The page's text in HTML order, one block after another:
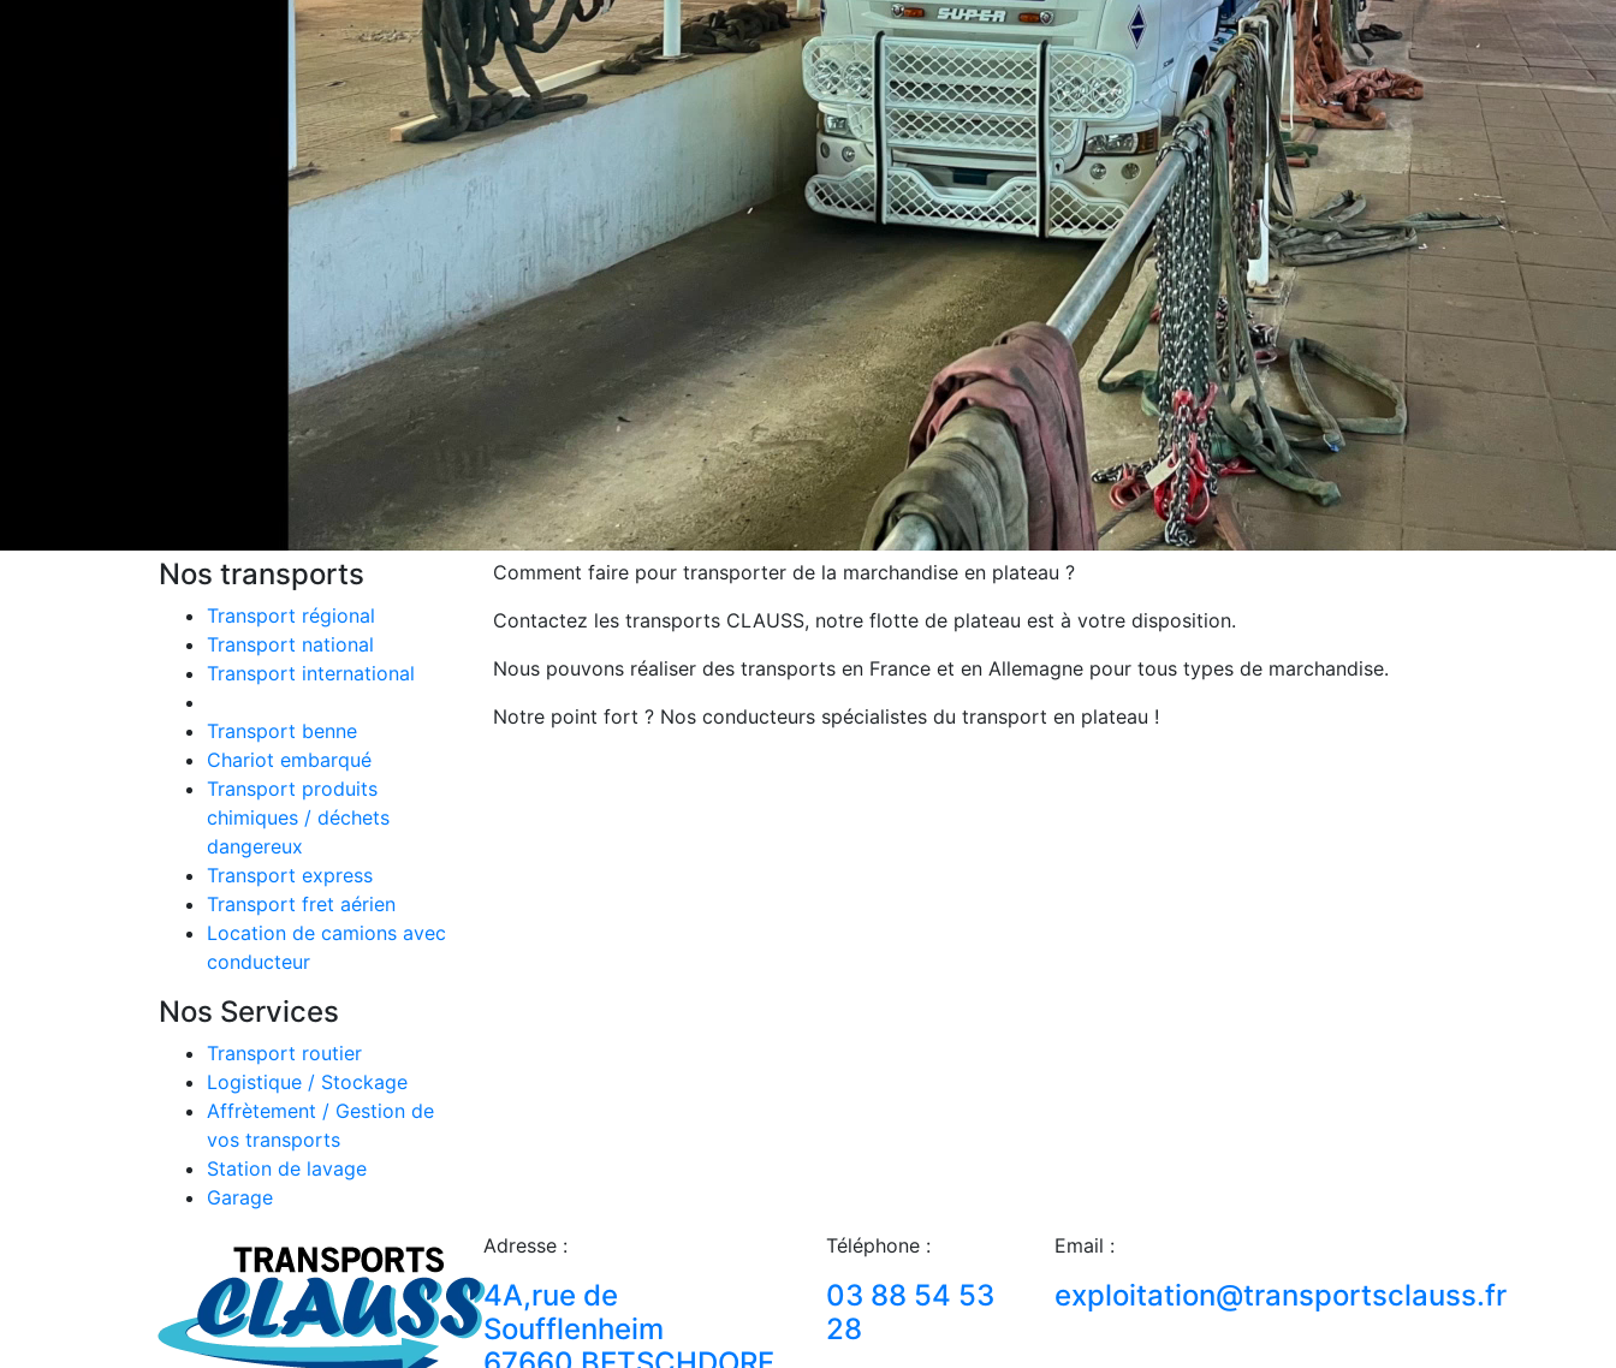
Nos transports
Transport régional
Transport national
Transport international
Transport benne
Chariot embarqué
Transport produits
chimiques / déchets
dangereux
Transport express
Transport fret aérien
Location de camions avec
conducteur
Nos Services
Transport routier
Logistique / Stockage
Affrètement / Gestion de
vos transports
Station de lavage
Garage
Comment faire pour transporter de la marchandise en plateau ?
Contactez les transports CLAUSS, notre flotte de plateau est à votre disposition.
Nous pouvons réaliser des transports en France et en Allemagne pour tous types de marchandise.
Notre point fort ? Nos conducteurs spécialistes du transport en plateau !
Adresse :
4A,rue de
Soufflenheim
Téléphone :
03 88 54 53
28
Email :
exploitation@transportsclauss.fr